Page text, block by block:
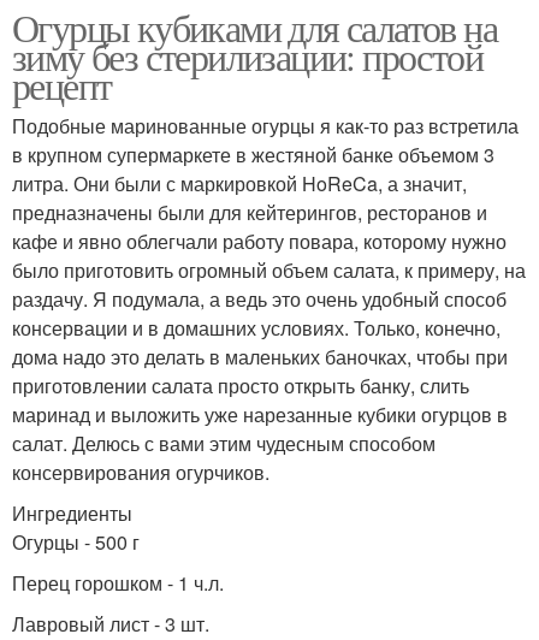
Огурцы кубиками для салатов на
зиму без стерилизации: простой
рецепт
Подобные маринованные огурцы я как-то раз встретила
в крупном супермаркете в жестяной банке объемом 3
литра. Они были с маркировкой HoReCa, а значит,
предназначены были для кейтерингов, ресторанов и
кафе и явно облегчали работу повара, которому нужно
было приготовить огромный объем салата, к примеру, на
раздачу. Я подумала, а ведь это очень удобный способ
консервации и в домашних условиях. Только, конечно,
дома надо это делать в маленьких баночках, чтобы при
приготовлении салата просто открыть банку, слить
маринад и выложить уже нарезанные кубики огурцов в
салат. Делюсь с вами этим чудесным способом
консервирования огурчиков.
Ингредиенты
Огурцы - 500 г
Перец горошком - 1 ч.л.
Лавровый лист - 3 шт.